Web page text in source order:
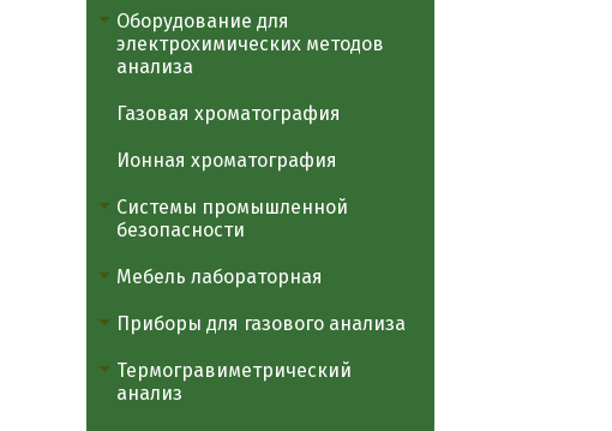
Оборудование для
электрохимических методов
анализа
Газовая хроматография
Ионная хроматография
Системы промышленной
безопасности
Мебель лабораторная
Приборы для газового анализа
Термогравиметрический
анализ